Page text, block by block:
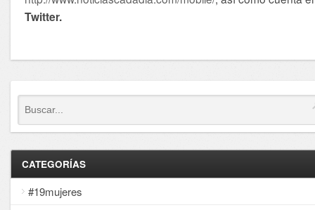
Twitter.
CATEGORÍAS
#19mujeres